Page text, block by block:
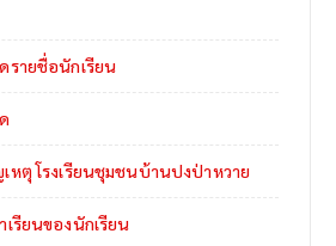
รายชื่อนักเรียน
หตุ โรงเรียนชุมชนบ้านปงป่าหวาย
เรียนของนักเรียน